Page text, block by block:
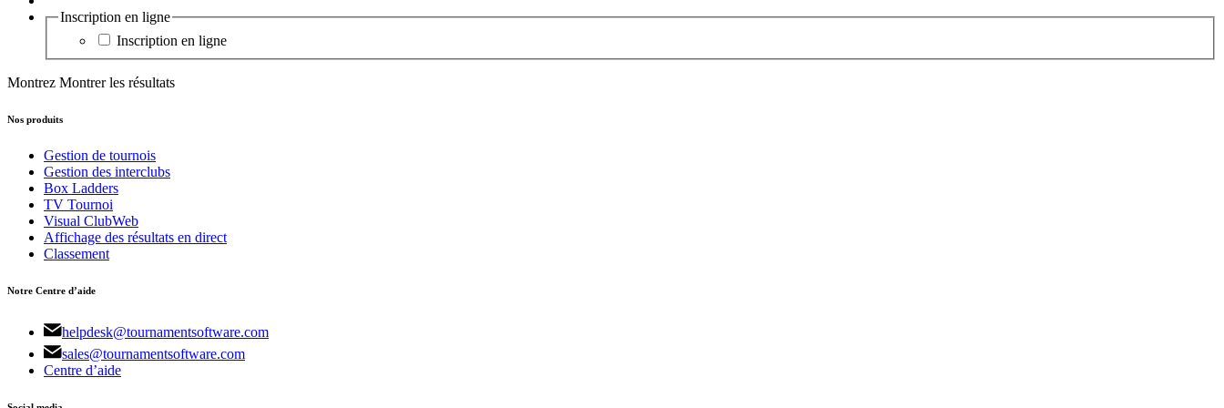
Inscription en ligne
Inscription en ligne
Montrez Montrer les résultats
Nos produits
Gestion de tournois
Gestion des interclubs
Box Ladders
TV Tournoi
Visual ClubWeb
Affichage des résultats en direct
Classement
Notre Centre d’aide
helpdesk@tournamentsoftware.com
sales@tournamentsoftware.com
Centre d’aide